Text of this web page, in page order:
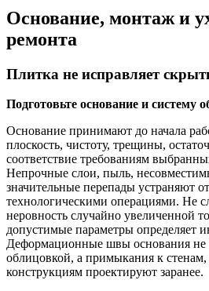
Основание, монтаж и
ремонта
Плитка не исправляет
Подготовьте основание и систему
Основание принимают до начала
плоскость, чистоту, трещины,
соответствие требованиям
Непрочные слои, пыль,
значительные перепады устраняют
технологическими операциями. Не
неровность случайно увеличенной
допустимые параметры определяет
Деформационные швы основания не
облицовкой, а примыкания к
конструкциям проектируют заранее.